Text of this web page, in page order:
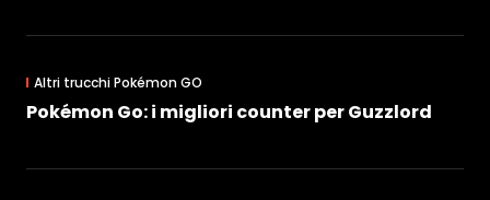
Altri trucchi Pokémon GO
Pokémon Go: i migliori counter per Guzzlord